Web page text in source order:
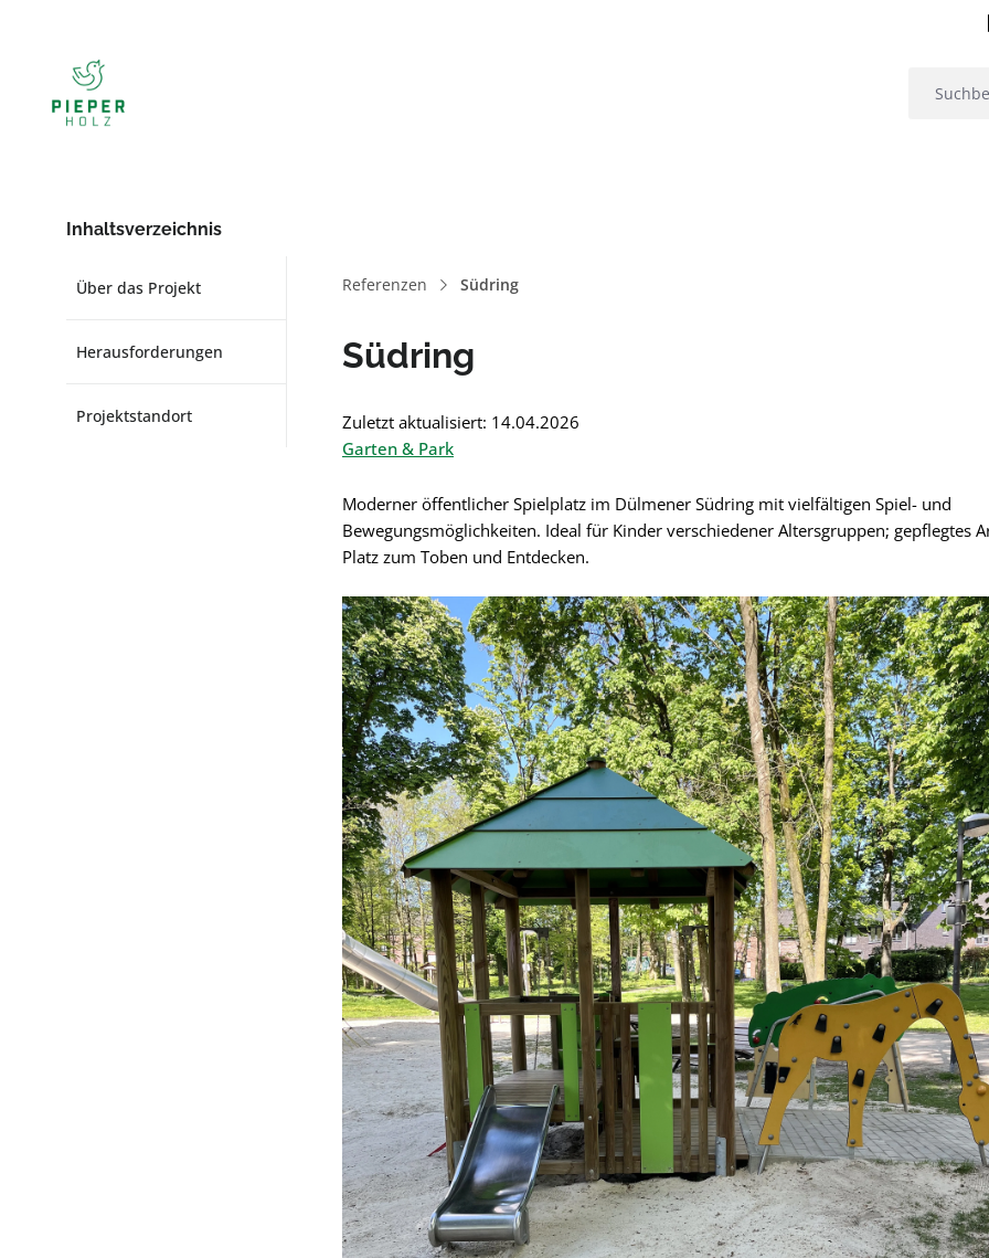
Inhaltsverzeichnis
Über das Projekt
Herausforderungen
Projektstandort
Referenzen Südring
Südring
Zuletzt aktualisiert: 14.04.2026
Garten & Park
Moderner öffentlicher Spielplatz im Dülmener Südring mit vielfältigen Spiel- und
Bewegungsmöglichkeiten. Ideal für Kinder verschiedener Altersgruppen; gepflegtes
Platz zum Toben und Entdecken.